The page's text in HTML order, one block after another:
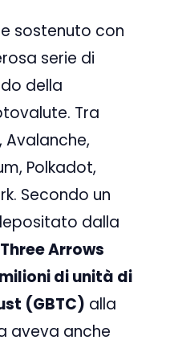
sostenuto con
serie di
della
Tra
Polkadot,
Secondo un
dalla
Three Arrows
di unità di
(GBTC) alla
aveva anche